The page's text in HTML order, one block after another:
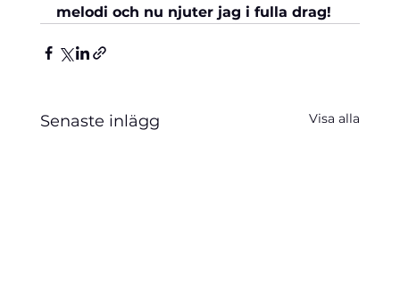
melodi och nu njuter jag i fulla drag!
Senaste inlägg Visa alla